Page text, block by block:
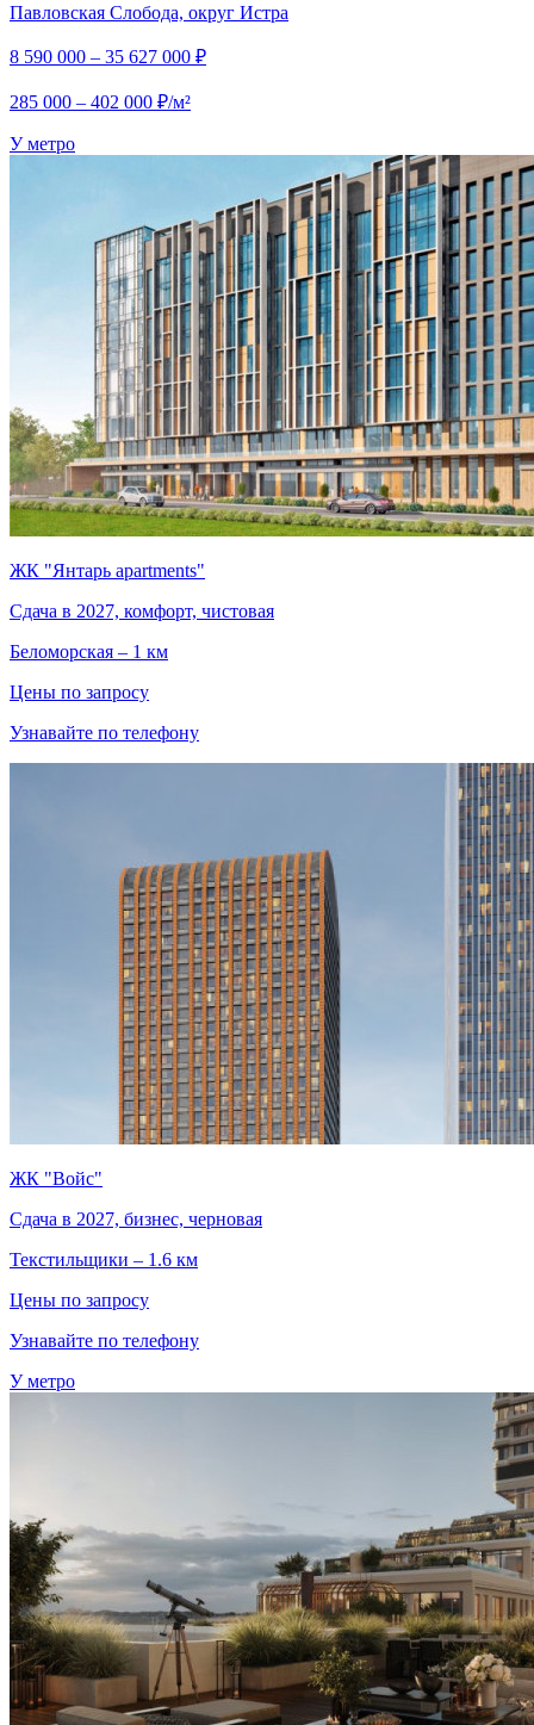
Павловская Слобода, округ Истра
8 590 000 – 35 627 000 ₽
285 000 – 402 000 ₽/м²
У метро
ЖК "Янтарь apartments"
Сдача в 2027, комфорт, чистовая
Беломорская – 1 км
Цены по запросу
Узнавайте по телефону
ЖК "Войс"
Сдача в 2027, бизнес, черновая
Текстильщики – 1.6 км
Цены по запросу
Узнавайте по телефону
У метро